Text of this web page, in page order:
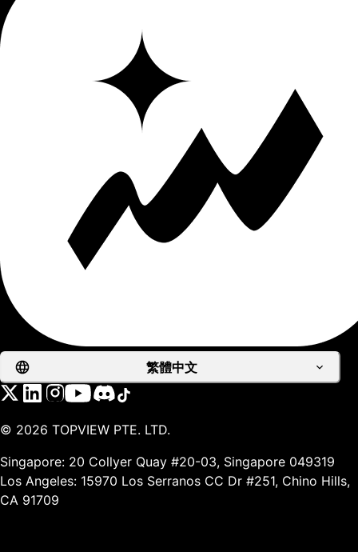
繁體中文
© 2026 TOPVIEW PTE. LTD.
Singapore: 20 Collyer Quay #20-03, Singapore 049319
Los Angeles: 15970 Los Serranos CC Dr #251, Chino Hills,
CA 91709